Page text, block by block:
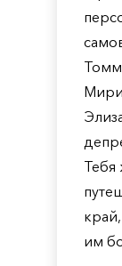
Тебя
им